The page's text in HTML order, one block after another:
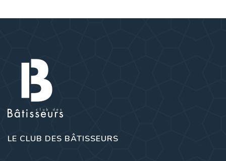
LE CLUB DES BÂTISSEURS